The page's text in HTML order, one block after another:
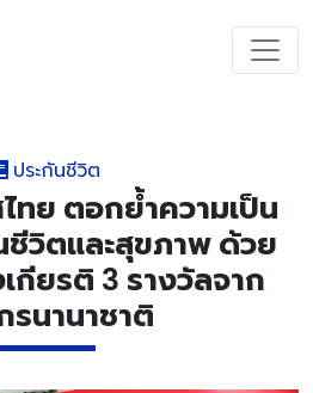
ประกันชีวิต
ไทย ตอกย้ำความเป็น
ชีวิตและสุขภาพ ด้วย
กียรติ 3 รางวัลจาก
รนานาชาติ